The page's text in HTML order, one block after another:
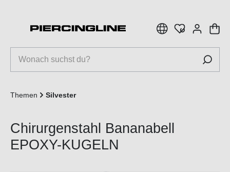
Themen Silvester
Chirurgenstahl Bananabell
EPOXY-KUGELN